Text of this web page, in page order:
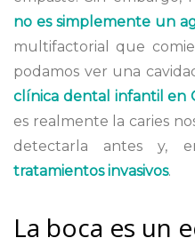
no es simplemente un
multifactorial que
podamos ver una
clínica dental infantil en
es realmente la caries
detectarla antes y,
tratamientos invasivos.
La boca es un